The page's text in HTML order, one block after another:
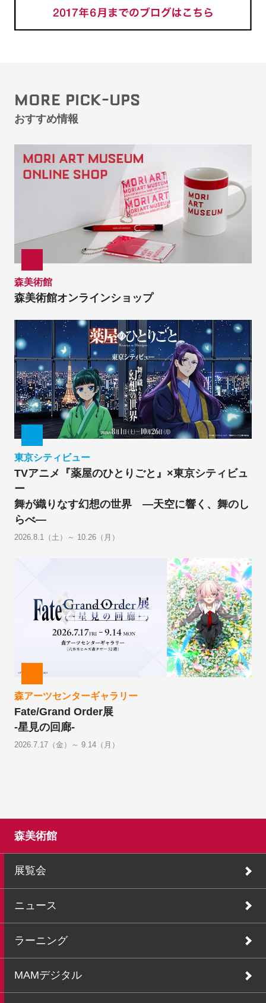
MORE PICK-UPS
おすすめ情報
森美術館
森美術館オンラインショップ
東京シティビュー
TVアニメ『薬屋のひとりごと』×東京シティビュ
ー
舞が織りなす幻想の世界 ―天空に響く、舞のし
らべ―
2026.8.1（土）～ 10.26（月）
森アーツセンターギャラリー
Fate/Grand Order展
-星見の回廊-
2026.7.17（金）～ 9.14（月）
森美術館
展覧会
ニュース
ラーニング
MAMデジタル